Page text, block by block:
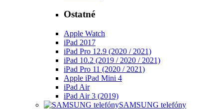
Ostatné
Apple Watch
iPad 2017
iPad Pro 12.9 (2020 / 2021)
iPad 10.2 (2019 / 2020 / 2021)
iPad Pro 11 (2020 / 2021)
Apple iPad Mini 4
iPad Air
iPad Air 3 (2019)
SAMSUNG telefóny